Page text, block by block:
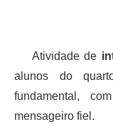
Atividade de
alunos do
fundamental,
mensageiro fiel.